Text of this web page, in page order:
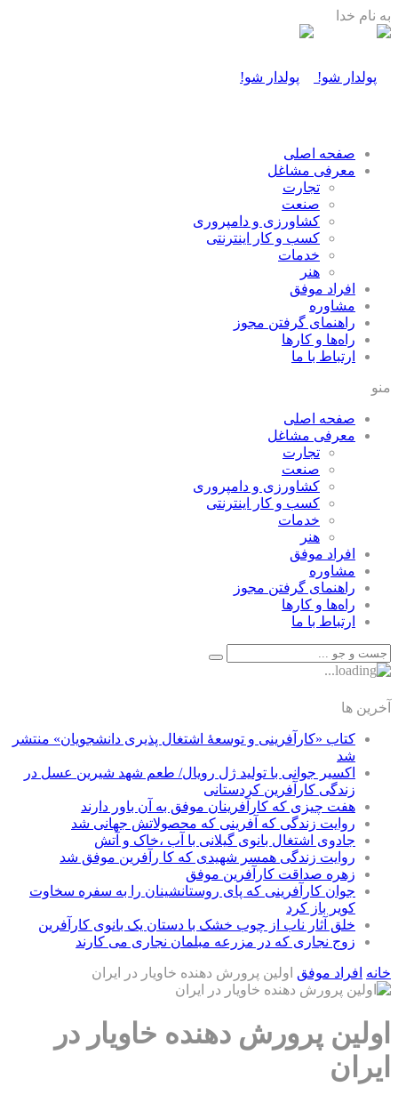
به نام خدا
صفحه اصلی
معرفی مشاغل
تجارت
صنعت
كشاورزی و دامپروری
كسب و كار اينترنتی
خدمات
هنر
افراد موفق
مشاوره
راهنمای گرفتن مجوز
راه‌ها و كارها
ارتباط با ما
منو
صفحه اصلی
معرفی مشاغل
تجارت
صنعت
كشاورزی و دامپروری
كسب و كار اينترنتی
خدمات
هنر
افراد موفق
مشاوره
راهنمای گرفتن مجوز
راه‌ها و كارها
ارتباط با ما
آخرین ها
کتاب «کارآفرینی و توسعۀ اشتغال پذیری دانشجویان» منتشر
شد
اکسیر جوانی با تولید ژل رویال/ طعم شهد شیرین عسل‌ در
زندگی کارآفرین کردستانی
هفت چیزی که کارآفرینان موفق به آن باور دارند
روایت زندگی که آفرینی که محصولاتش جهانی شد
جادوی اشتغال بانوی گیلانی با آب ،خاک و آتش
روایت زندگی همسر شهیدی که کا رآفرین موفق شد
زهره صداقت کارآفرین موفق
جوان کارآفرینی که پای روستانشینان را به سفره سخاوت
کویر باز کرد
خلق آثار ناب از چوب خشک با دستان یک بانوی کارآفرین
زوج نجاری که در مزرعه مبلمان نجاری می کارند
خانه افراد موفق اولین پرورش دهنده خاویار در ایران
اولین پرورش دهنده خاویار در
ایران